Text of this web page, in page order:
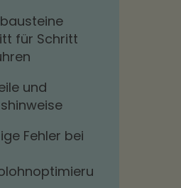
für Schritt
und
Fehler bei